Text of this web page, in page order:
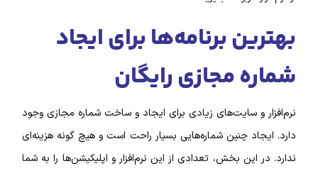
بهترین برنامه‌‌ها برای ایجاد
شماره مجازی رایگان
نرم‌افزار و سایت‌های زیادی برای ایجاد و ساخت شماره مجازی وجود
دارد. ایجاد چنین شماره‌‌هایی بسیار راحت است و هیچ گونه هزینه‌ای
ندارد. در این بخش، تعدادی از این نرم‌افزار و اپلیکیشن‌‌ها را به شما